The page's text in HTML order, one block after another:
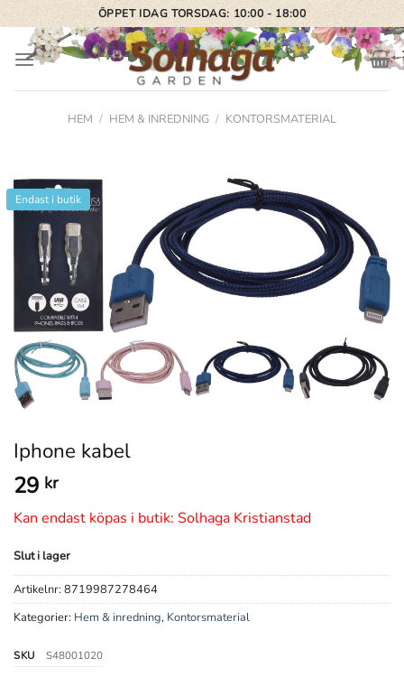
Skip
to
content
ÖPPET IDAG TORSDAG: 10:00 - 18:00
HEM / HEM & INREDNING / KONTORSMATERIAL
Endast i butik
Iphone kabel
29 kr
Kan endast köpas i butik: Solhaga Kristianstad
Slut i lager
Artikelnr: 8719987278464
Kategorier: Hem & inredning, Kontorsmaterial
SKU S48001020